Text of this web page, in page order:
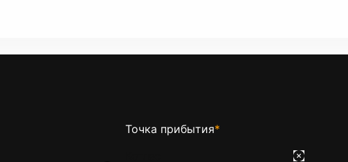
Точка прибытия*